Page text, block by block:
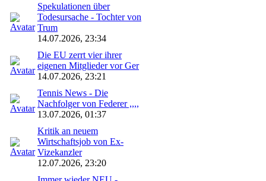
Spekulationen über
Todesursache - Tochter von
Trum
14.07.2026, 23:34
Die EU zerrt vier ihrer
eigenen Mitglieder vor Ger
14.07.2026, 23:21
Tennis News - Die
Nachfolger von Federer ,,,,
13.07.2026, 01:37
Kritik an neuem
Wirtschaftsjob von Ex-
Vizekanzler
12.07.2026, 23:20